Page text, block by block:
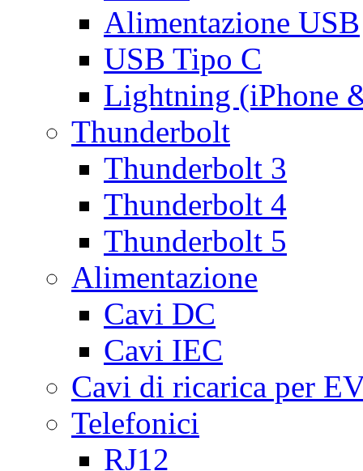
Alimentazione USB
USB Tipo C
Lightning (iPhone
Thunderbolt
Thunderbolt 3
Thunderbolt 4
Thunderbolt 5
Alimentazione
Cavi DC
Cavi IEC
Cavi di ricarica per
Telefonici
RJ12